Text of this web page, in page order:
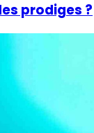
prodiges ?